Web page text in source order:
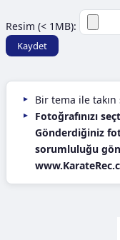
Resim (< 1MB):
Bir tema ile
Fotoğrafınızı
Gönderdiğiniz
sorumluluğu